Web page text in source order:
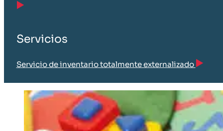
Servicios
Servicio de inventario totalmente externalizado